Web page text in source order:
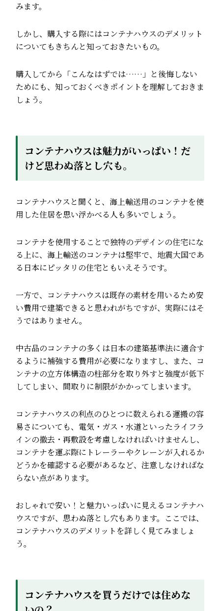
みます。
しかし、購入する際にはコンテナハウスのデメリット
についてもきちんと知っておきたいもの。
購入してから「こんなはずでは……」と後悔しない
ためにも、知っておくべきポイントを理解しておきま
しょう。
コンテナハウスは魅力がいっぱい！だ
けど思わぬ落とし穴も。
コンテナハウスと聞くと、海上輸送用のコンテナを使
用した住居を思い浮かべる人も多いでしょう。
コンテナを使用することで独特のデザインの住宅にな
る上に、海上輸送のコンテナは堅牢で、地震大国であ
る日本にピッタリの住宅ともいえそうです。
一方で、コンテナハウスは既存の素材を用いるため安
い費用で建築できると思われがちですが、実際にはそ
うではありません。
中古品のコンテナの多くは日本の建築基準法に適合す
るように補強する費用が必要になりますし、また、コ
ンテナの立方体構造の柱部分を取り外すと強度が低下
してしまい、間取りに制限がかかってしまいます。
コンテナハウスの利点のひとつに数えられる運搬の容
易さについても、電気・ガス・水道といったライフラ
インの撤去・再敷設を考慮しなければいけませんし、
コンテナを運ぶ際にトレーラーやクレーンが入れるか
どうかを確認する必要があるなど、注意しなければな
らない点があります。
おしゃれで安い！と魅力いっぱいに見えるコンテナハ
ウスですが、思わぬ落とし穴もあります。ここでは、
コンテナハウスのデメリットを詳しく見てみましょ
う。
コンテナハウスを買うだけでは住めな